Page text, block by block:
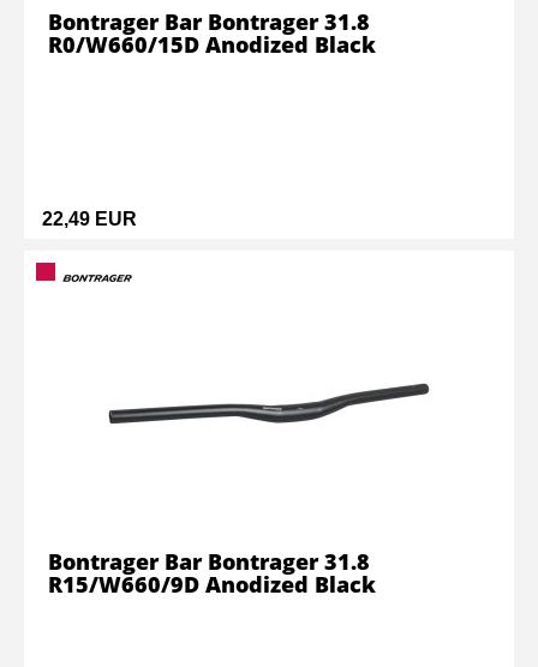
22,49 EUR
Bontrager Bar Bontrager 31.8
R0/W660/15D Anodized Black
Bontrager Bar Bontrager 31.8
R15/W660/9D Anodized Black